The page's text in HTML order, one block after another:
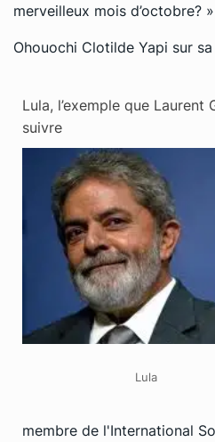
merveilleux mois d’octobre? »
Ohouochi Clotilde Yapi sur
Lula, l’exemple que Laurent
suivre
Lula
membre de l'International